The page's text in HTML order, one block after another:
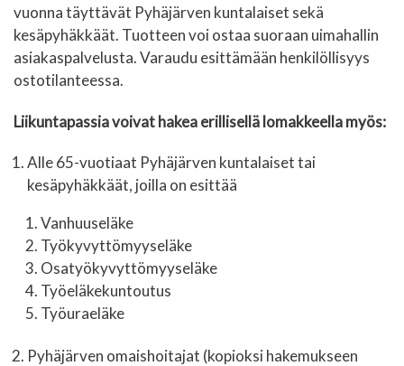
vuonna täyttävät Pyhäjärven kuntalaiset sekä
kesäpyhäkkäät. Tuotteen voi ostaa suoraan uimahallin
asiakaspalvelusta. Varaudu esittämään henkilöllisyys
ostotilanteessa.
Liikuntapassia voivat hakea erillisellä lomakkeella myös:
Alle 65-vuotiaat Pyhäjärven kuntalaiset tai
kesäpyhäkkäät, joilla on esittää
Vanhuuseläke
Työkyvyttömyyseläke
Osatyökyvyttömyyseläke
Työeläkekuntoutus
Työuraeläke
Pyhäjärven omaishoitajat (kopioksi hakemukseen